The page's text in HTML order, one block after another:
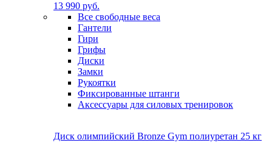
13 990 руб.
Все свободные веса
Гантели
Гири
Грифы
Диски
Замки
Рукоятки
Фиксированные штанги
Аксессуары для силовых тренировок
Диск олимпийский Bronze Gym полиуретан 25 кг